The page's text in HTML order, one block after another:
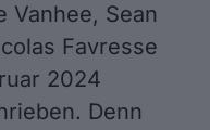
Vanhee, Sean
Favresse
2024
Denn